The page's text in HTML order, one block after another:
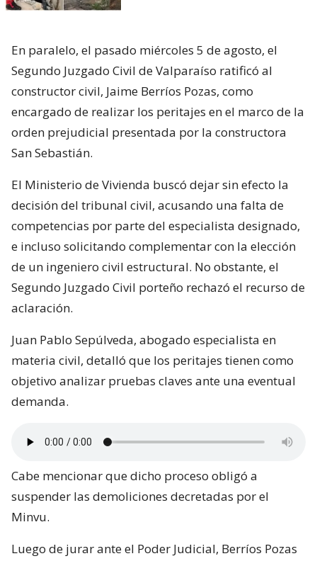
En paralelo, el pasado miércoles 5 de agosto, el
Segundo Juzgado Civil de Valparaíso ratificó al
constructor civil, Jaime Berríos Pozas, como
encargado de realizar los peritajes en el marco de la
orden prejudicial presentada por la constructora
San Sebastián.
El Ministerio de Vivienda buscó dejar sin efecto la
decisión del tribunal civil, acusando una falta de
competencias por parte del especialista designado,
e incluso solicitando complementar con la elección
de un ingeniero civil estructural. No obstante, el
Segundo Juzgado Civil porteño rechazó el recurso de
aclaración.
Juan Pablo Sepúlveda, abogado especialista en
materia civil, detalló que los peritajes tienen como
objetivo analizar pruebas claves ante una eventual
demanda.
Cabe mencionar que dicho proceso obligó a
suspender las demoliciones decretadas por el
Minvu.
Luego de jurar ante el Poder Judicial, Berríos Pozas